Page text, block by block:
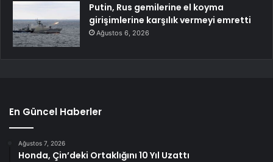
Putin, Rus gemilerine el koyma
girişimlerine karşılık vermeyi emretti
Ağustos 6, 2026
En Güncel Haberler
Ağustos 7, 2026
Honda, Çin’deki Ortaklığını 10 Yıl Uzattı